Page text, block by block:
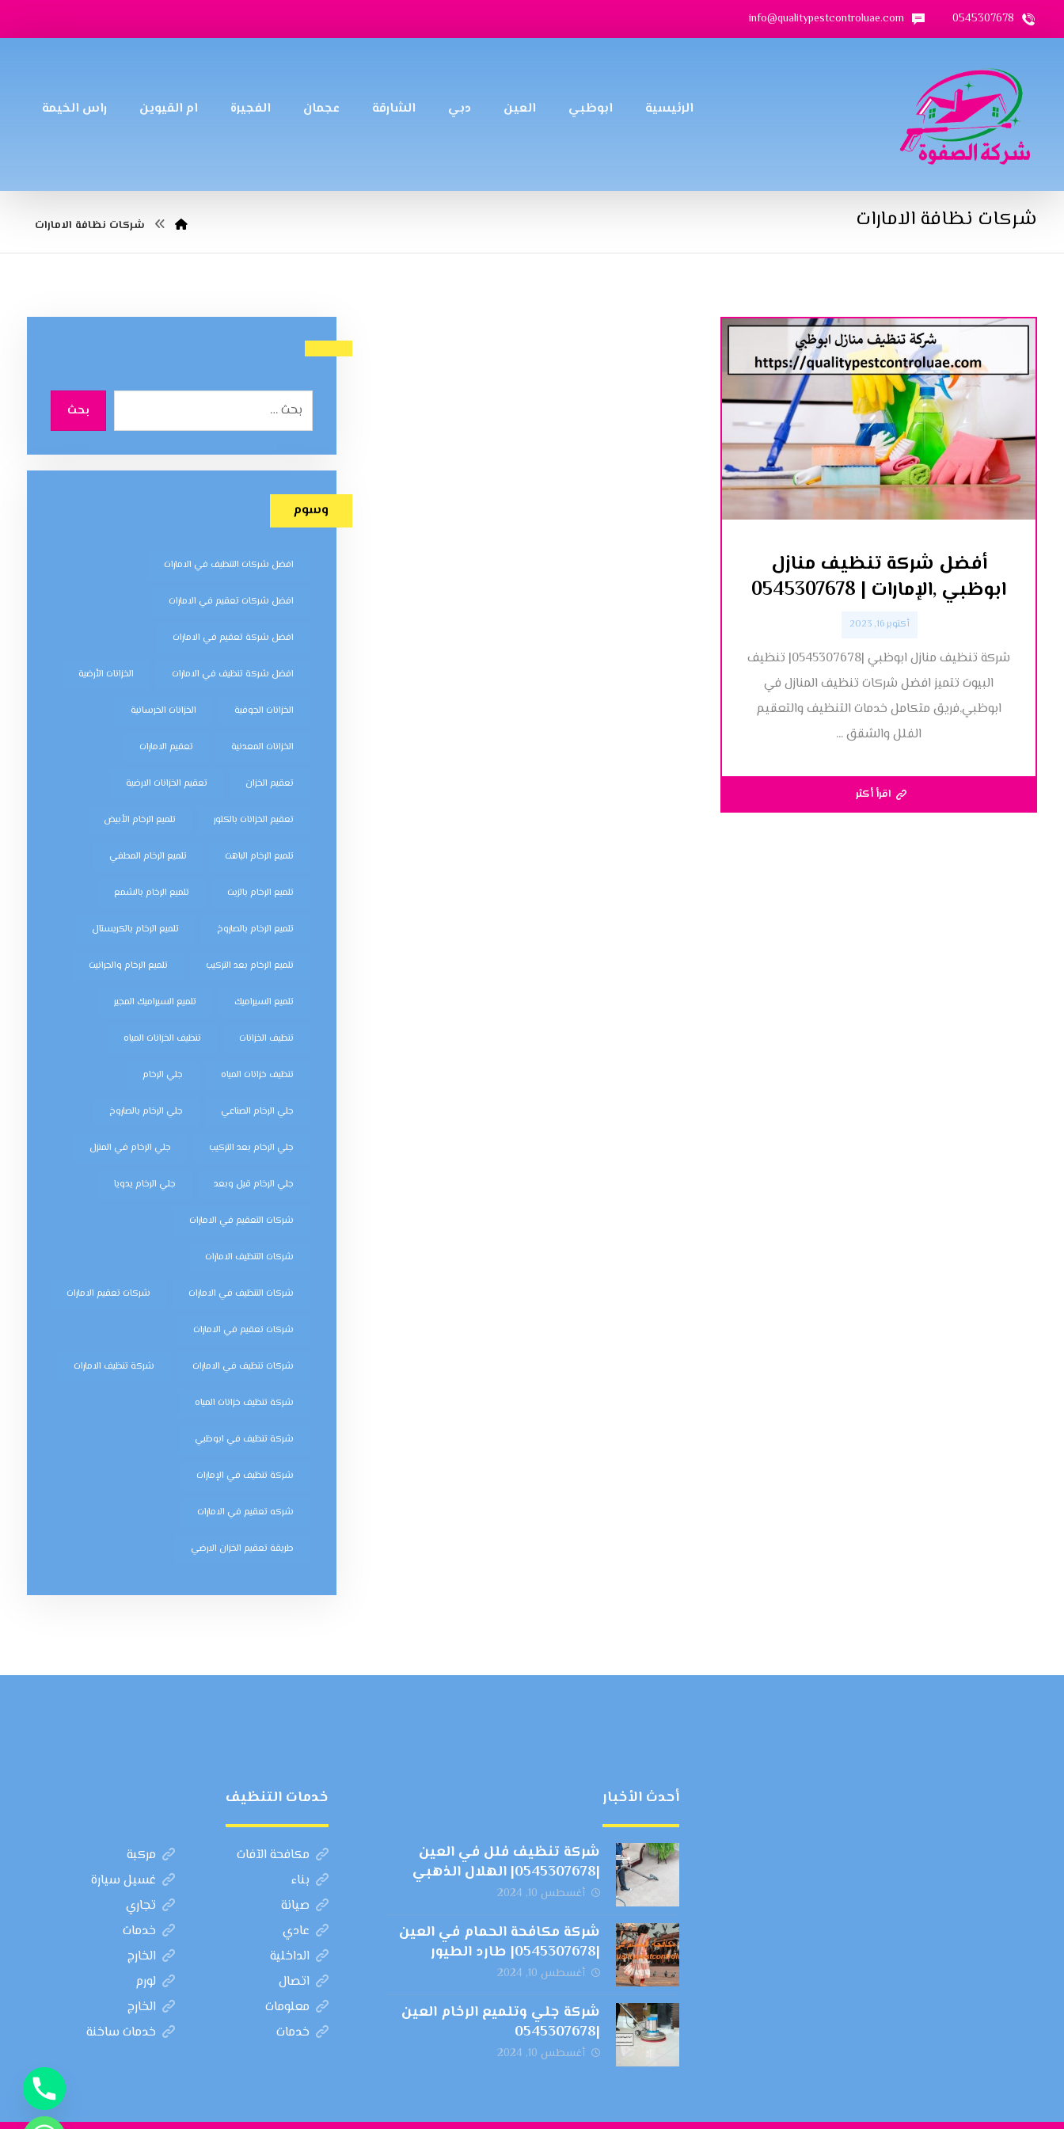
0545307678
info@qualitypestcontroluae.com
الرئيسية ابوظبي العين دبي الشارقة عجمان الفجيرة ام القيوين راس الخيمة
شركات نظافة الامارات شركات نظافة الامارات
أفضل شركة تنظيف منازل
ابوظبي ,الإمارات | 0545307678
أكتوبر 16, 2023
شركة تنظيف منازل ابوظبي |0545307678| تنظيف
البيوت تتميز افضل شركات تنظيف المنازل في
ابوظبي,فريق متكامل خدمات التنظيف والتعقيم
الفلل والشقق ...
اقرأ أكثر
بحث
وسوم
افضل شركات التنظيف في الامارات
افضل شركات تعقيم في الامارات
افضل شركة تعقيم في الامارات
افضل شركة تنظيف في الامارات الخزانات الأرضية
الخزانات الجوفية الخزانات الخرسانية
الخزانات المعدنية تعقيم الامارات
تعقيم الخزان تعقيم الخزانات الارضية
تعقيم الخزانات بالكلور تلميع الرخام الأبيض
تلميع الرخام الباهت تلميع الرخام المطفي
تلميع الرخام بالزيت تلميع الرخام بالشمع
تلميع الرخام بالصاروخ تلميع الرخام بالكريستال
تلميع الرخام بعد التركيب تلميع الرخام والجرانيت
تلميع السيراميك تلميع السيراميك المجير
تنظيف الخزانات تنظيف الخزانات المياه
تنظيف خزانات المياه جلي الرخام
جلي الرخام الصناعي جلي الرخام بالصاروخ
جلي الرخام بعد التركيب جلي الرخام في المنزل
جلي الرخام قبل وبعد جلي الرخام يدويا
شركات التعقيم في الامارات
شركات التنظيف الامارات
شركات التنظيف في الامارات شركات تعقيم الامارات
شركات تعقيم في الامارات
شركات تنظيف في الامارات شركة تنظيف الامارات
شركة تنظيف خزانات المياه
شركة تنظيف في ابوظبي
شركة تنظيف في الإمارات
شركه تعقيم في الامارات
طريقة تعقيم الخزان الارضي
أحدث الأخبار
شركة تنظيف فلل في العين
|0545307678| الهلال الذهبي
أغسطس 10, 2024
شركة مكافحة الحمام في العين
|0545307678| طارد الطيور
أغسطس 10, 2024
شركة جلي وتلميع الرخام العين
|0545307678
أغسطس 10, 2024
خدمات التنظيف
مكافحة الآفات
مركبة
بناء
غسيل سيارة
صيانة
تجاري
عادي
خدمات
الداخلية
الخارج
اتصال
لورم
معلومات
الخارج
خدمات
خدمات ساخنة